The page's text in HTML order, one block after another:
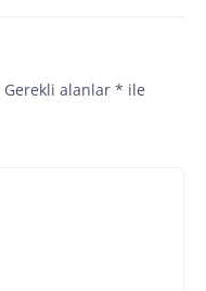
Gerekli alanlar * ile